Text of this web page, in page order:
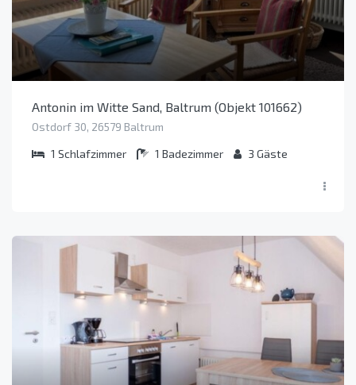
Antonin im Witte Sand, Baltrum (Objekt 101662)
Ostdorf 30, 26579 Baltrum
1 Schlafzimmer 1 Badezimmer 3 Gäste